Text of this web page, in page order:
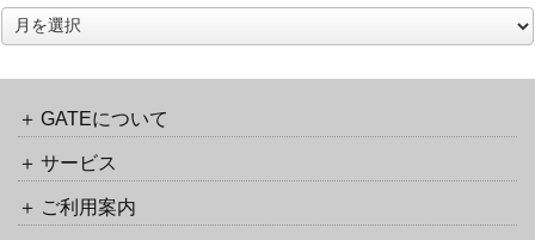
ッ
ク
ッ
URL
ア
ー
GATEについて
サービス
ご利用案内